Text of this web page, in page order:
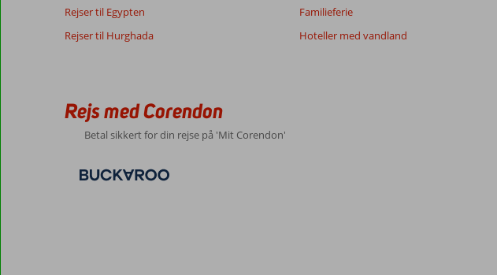
Dansk,
vælg
Rejser til Egypten
Rejser til Hurghada
Familieferie
Hoteller med vandland
Rejs med Corendon
Betal sikkert for din rejse på 'Mit Corendon'